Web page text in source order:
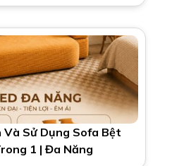
Và Sử Dụng Sofa Bệt
1 | Đa Năng